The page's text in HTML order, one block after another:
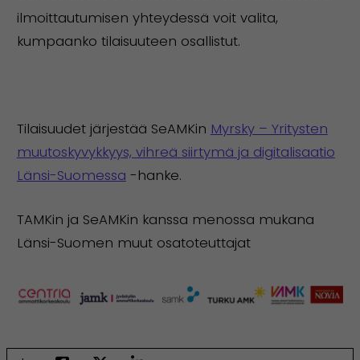
ilmoittautumisen yhteydessä voit valita,
kumpaanko tilaisuuteen osallistut.
Tilaisuudet järjestää SeAMKin Myrsky – Yritysten
muutoskyvykkyys, vihreä siirtymä ja digitalisaatio
Länsi-Suomessa -hanke.
TAMKin ja SeAMKin kanssa menossa mukana
Länsi-Suomen muut osatoteuttajat